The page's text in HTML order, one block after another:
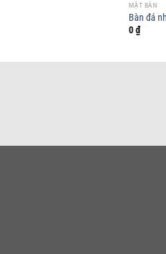
MẶT BÀN
Bàn đá
0₫